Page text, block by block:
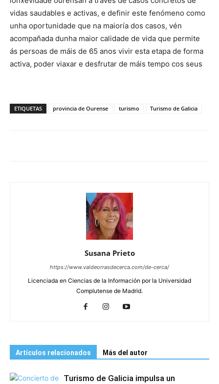
vidas saudables e activas, e definir este fenómeno como
unha oportunidade que na maioría dos casos, vén
acompañada dunha maior calidade de vida que permite
ás persoas de máis de 65 anos vivir esta etapa de forma
activa, poder viaxar e desfrutar de máis tempo cos seus
ETIQUETAS provincia de Ourense turismo Turismo de Galicia
Susana Prieto
https://www.valdeorrasdecerca.com/de-cerca/
Licenciada en Ciencias de la Información por la Universidad
Complutense de Madrid.
Artículos relacionados Más del autor
Turismo de Galicia impulsa un